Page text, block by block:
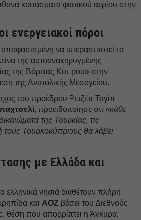
κοιτάσματα φυσικού αερίου στην
ενεργειακοί πόροι
αποφασισμένη να υπερασπιστεί τα
της αυτοανακηρυγμένης
της Βόρειας Κύπρου» στην
της Ανατολικής Μεσογείου.
του προέδρου Ρετζέπ Ταγίπ
προειδοποίησε ότι «κάθε
της Τουρκίας, τις
τους Τουρκοκύπριους θα λάβει
με Ελλάδα και
ελληνικά νησιά διαθέτουν πλήρη
και ΑΟΖ βάσει του Διεθνούς
θέση που απορρίπτει η Άγκυρα,